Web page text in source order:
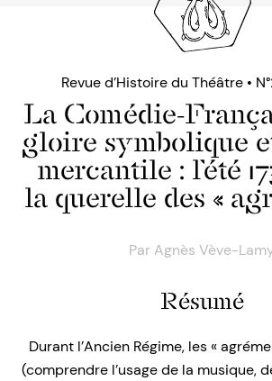
Revue d’Histoire du Théâtre •
La Comédie-
gloire symbolique
mercantile : l’été
la querelle des «
Par Agnès Vève-
Résumé
Durant l’Ancien Régime, les «
(comprendre l’usage de la musique,